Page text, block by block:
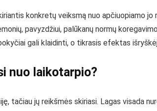
konkretų veiksmą nuo apčiuopiamo
pavyzdžiui, palūkanų normų
gali klaidinti, o tikrasis efektas
nuo laikotarpio?
tačiau jų reikšmės skiriasi. Lagas visada